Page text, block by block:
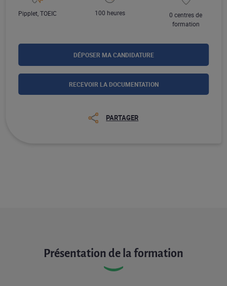
Pipplet, TOEIC 100 heures
0 centres de
formation
DÉPOSER MA CANDIDATURE
RECEVOIR LA DOCUMENTATION
PARTAGER
Présentation de la formation